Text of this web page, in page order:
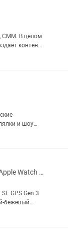
целом
контент
соцсетей.
карусели +
и шоу
по
Продам Смарт-часы Apple Watch SE GPS Gen 3 2025 S/M 44 мм бежевый-бежевый
GPS Gen 3
бежевый
очень